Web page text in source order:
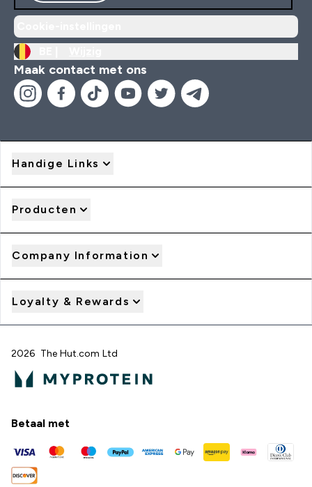
Maak contact met ons
Handige Links
Producten
Company Information
Loyalty & Rewards
2026 The Hut.com Ltd
Betaal met